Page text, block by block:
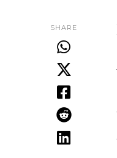
SHARE